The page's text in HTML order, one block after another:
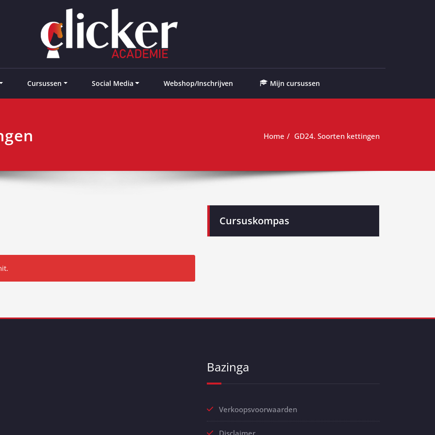
Cursussen Social Media Webshop/Inschrijven Mijn cursussen
Home GD24. Soorten kettingen
Cursuskompas
Bazinga
Verkoopsvoorwaarden
Disclaimer